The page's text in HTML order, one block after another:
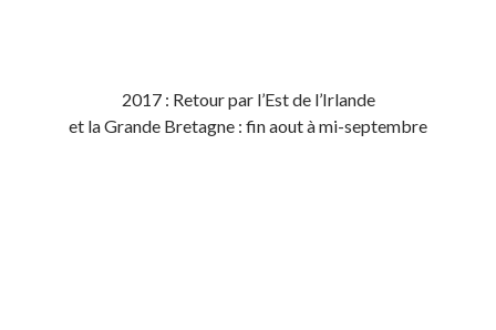
2017 : Retour par l’Est de l’Irlande
et la Grande Bretagne : fin aout à mi-septembre